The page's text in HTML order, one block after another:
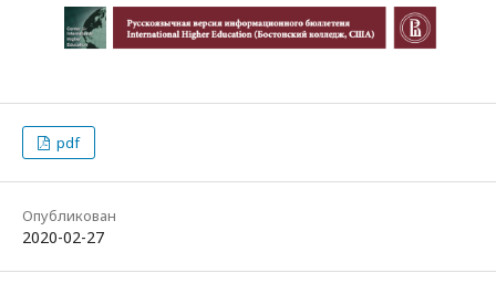
pdf
Опубликован
2020-02-27